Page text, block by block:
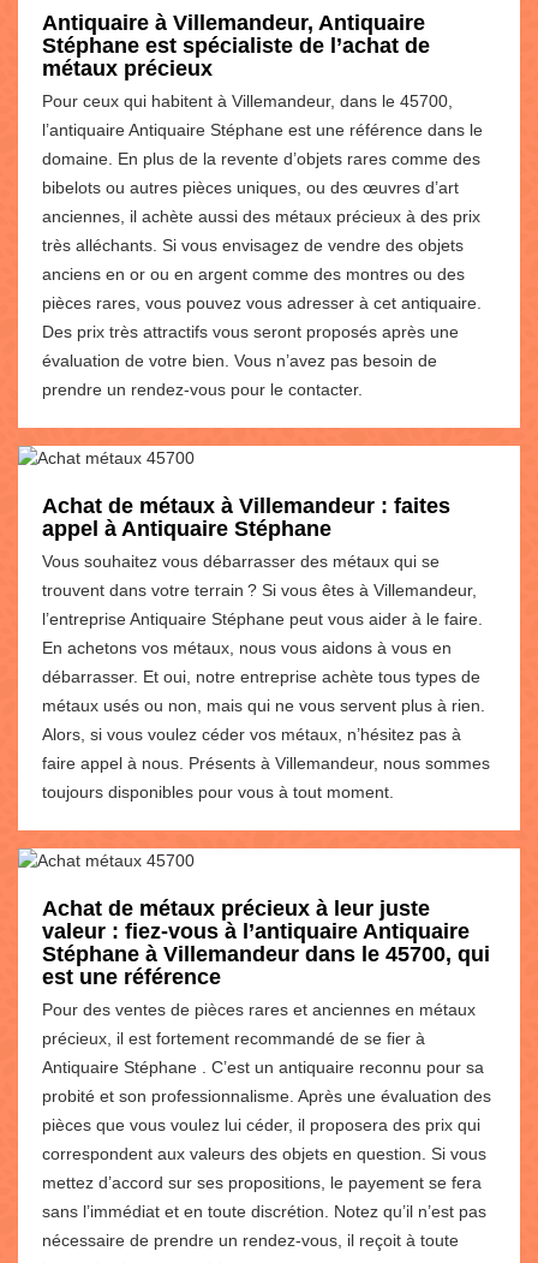
Antiquaire à Villemandeur, Antiquaire
Stéphane est spécialiste de l’achat de
métaux précieux
Pour ceux qui habitent à Villemandeur, dans le 45700,
l’antiquaire Antiquaire Stéphane est une référence dans le
domaine. En plus de la revente d’objets rares comme des
bibelots ou autres pièces uniques, ou des œuvres d’art
anciennes, il achète aussi des métaux précieux à des prix
très alléchants. Si vous envisagez de vendre des objets
anciens en or ou en argent comme des montres ou des
pièces rares, vous pouvez vous adresser à cet antiquaire.
Des prix très attractifs vous seront proposés après une
évaluation de votre bien. Vous n’avez pas besoin de
prendre un rendez-vous pour le contacter.
Achat de métaux à Villemandeur : faites
appel à Antiquaire Stéphane
Vous souhaitez vous débarrasser des métaux qui se
trouvent dans votre terrain ? Si vous êtes à Villemandeur,
l’entreprise Antiquaire Stéphane peut vous aider à le faire.
En achetons vos métaux, nous vous aidons à vous en
débarrasser. Et oui, notre entreprise achète tous types de
métaux usés ou non, mais qui ne vous servent plus à rien.
Alors, si vous voulez céder vos métaux, n’hésitez pas à
faire appel à nous. Présents à Villemandeur, nous sommes
toujours disponibles pour vous à tout moment.
Achat de métaux précieux à leur juste
valeur : fiez-vous à l’antiquaire Antiquaire
Stéphane à Villemandeur dans le 45700, qui
est une référence
Pour des ventes de pièces rares et anciennes en métaux
précieux, il est fortement recommandé de se fier à
Antiquaire Stéphane . C’est un antiquaire reconnu pour sa
probité et son professionnalisme. Après une évaluation des
pièces que vous voulez lui céder, il proposera des prix qui
correspondent aux valeurs des objets en question. Si vous
mettez d’accord sur ses propositions, le payement se fera
sans l’immédiat et en toute discrétion. Notez qu’il n’est pas
nécessaire de prendre un rendez-vous, il reçoit à toute